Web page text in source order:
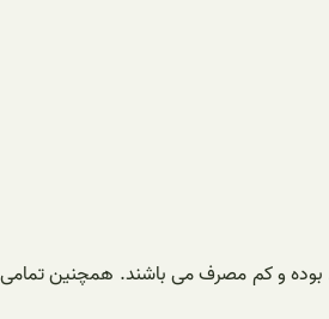
از جمله مدل های محبوب و پرفروش کولرهای گازی و اسپیلت تراست می توان به مدل های: TGINVH، TMINVL، TGSA، TMSL اشاره کرد که همگی دارای گرید (رده) انرژی A بوده و کم مصرف می باشند. همچنین تمامی